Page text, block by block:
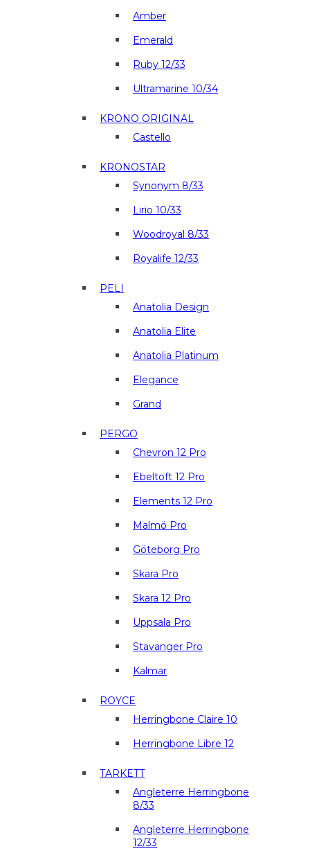
Amber
Emerald
Ruby 12/33
Ultramarine 10/34
KRONO ORIGINAL
Castello
KRONOSTAR
Synonym 8/33
Lirio 10/33
Woodroyal 8/33
Royalife 12/33
PELI
Anatolia Design
Anatolia Elite
Anatolia Platinum
Elegance
Grand
PERGO
Chevron 12 Pro
Ebeltoft 12 Pro
Elements 12 Pro
Malmö Pro
Göteborg Pro
Skara Pro
Skara 12 Pro
Uppsala Pro
Stavanger Pro
Kalmar
ROYCE
Herringbone Claire 10
Herringbone Libre 12
TARKETT
Angleterre Herringbone
8/33
Angleterre Herringbone
12/33